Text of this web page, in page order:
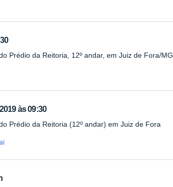
Prédio da Reitoria, 12º andar, em Juiz de Fora/MG
às 09:30
Prédio da Reitoria (12º andar) em Juiz de Fora